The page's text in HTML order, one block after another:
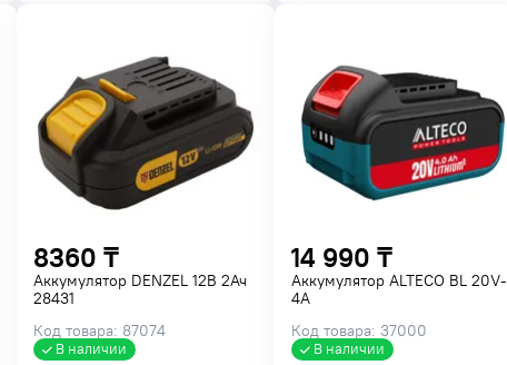
8360 ₸
Аккумулятор DENZEL 12В 2Ач
28431
Код товара: 87074
В наличии
14 990 ₸
Аккумулятор ALTECO BL 20V-
4A
Код товара: 37000
В наличии